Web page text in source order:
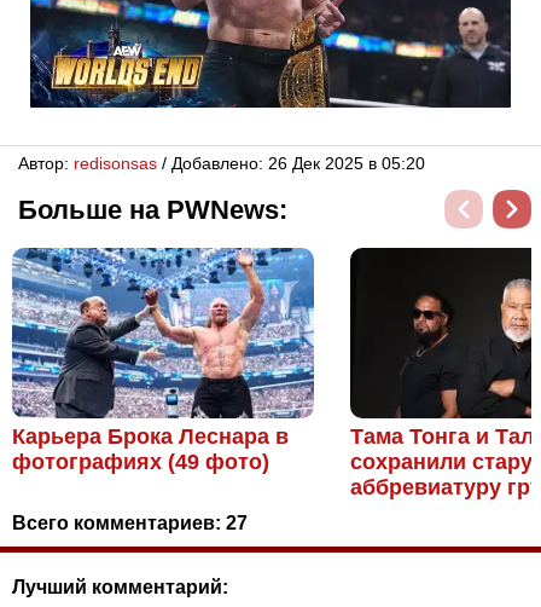
Автор: redisonsas / Добавлено: 26 Дек 2025 в 05:20
Больше на PWNews:
Карьера Брока Леснара в
фотографиях (49 фото)
Тама Тонга и
сохранили
аббревиатуру
Всего комментариев: 27
Лучший комментарий: